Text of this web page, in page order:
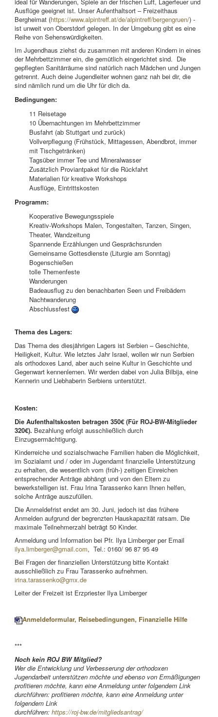
Ausflüge geeignet ist. Unser Aufenthaltsort – Freizeithaus
Bergheimat (https://www.alpintreff.at/de/alpintreff/bergengruen/) -
ist unweit von Oberstdorf gelegen. In der Umgebung gibt es eine
Reihe von Sehenswürdigkeiten.
Im Jugendhaus ziehst du zusammen mit anderen Kindern in eines
der Mehrbettzimmer ein, die gemütlich eingerichtet sind. Die
gepflegten Sanitärräume sind natürlich nach Mädchen und Jungen
getrennt. Auch deine Jugendleiter wohnen ganz nah bei dir, die
sind nämlich rund um die Uhr für dich da.
Bedingungen:
11 Reisetage
10 Übernachtungen im Mehrbettzimmer
Busfahrt (ab Stuttgart und zurück)
Vollverpflegung (Frühstück, Mittagessen, Abendbrot, immer
mit Tischgetränken)
Tagsüber immer Tee und Mineralwasser
Zusätzlich Proviantpaket für die Rückfahrt
Materialien für kreative Workshops
Ausflüge, Eintrittskosten
Programm:
Kooperative Bewegungsspiele
Kreativ-Workshops Malen, Tongestalten, Tanzen, Singen,
Theater, Wandzeitung
Spannende Erzählungen und Gesprächsrunden
Gemeinsame Gottesdienste (Liturgie am Sonntag)
Bogenschießen
tolle Themenfeste
Wanderungen
Badeausflug zu den benachbarten Seen und Freibädern
Nachtwanderung
Abschlussfest
Thema des Lagers:
Das Thema des diesjährigen Lagers ist Serbien – Geschichte,
Heiligkeit, Kultur. Wie letztes Jahr Israel, wollen wir nun Serbien
als orthodoxes Land, aber auch seine Kultur in Geschichte und
Gegenwart kennenlernen. Wir werden dabei von Julia Bilbija, eine
Kennerin und Liebhaberin Serbiens unterstützt.
Kosten:
Die Aufenthaltskosten betragen 350€ (Für ROJ-BW-Mitglieder
320€). Bezahlung erfolgt ausschließlich durch
Einzugsermächtigung.
Kinderreiche und sozialschwache Familien haben die Möglichkeit,
im Sozialamt und / oder im Jugendamt finanzielle Unterstützung
zu erhalten, die wesentlich vom (früh-) zeitigen Einreichen
entsprechender Anträge abhängt und von den Eltern zu
bewerkstelligen ist. Frau Irina Tarassenko kann Ihnen helfen,
solche Anträge auszufüllen.
Die Anmeldefrist endet am 30. Juni, jedoch ist das frühere
Anmelden aufgrund der begrenzten Hauskapazität ratsam. Die
maximale Teilnehmerzahl beträgt 50 Kinder.
Anmeldung und Information bei Pfr. Ilya Limberger per Email
ilya.limberger@gmail.com, Tel.: 0160/ 96 87 95 49
Bei Fragen der finanziellen Unterstützung bitte Kontakt
ausschließlich zu Frau Tarassenko aufnehmen.
irina.tarassenko@gmx.de
Leiter der Freizeit ist Erzpriester Ilya Limberger
Anmeldeformular, Reisebedingungen, Finanzielle Hilfe
***
Noch kein ROJ BW Mitglied?
Wer die Entwicklung und Verbesserung der orthodoxen
Jugendarbeit unterstützen möchte und ebenso von Ermäßigungen
profitieren möchte, kann eine Anmeldung unter folgendem Link
durchführen: profitieren möchte, kann eine Anmeldung unter
folgendem Link
durchführen: https://roj-bw.de/mitgliedsantrag/